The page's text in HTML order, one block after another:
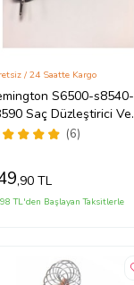
S6500-s8540-
Saç Düzleştirici Ve
Kablosu
(6)
/ 24 Saatte Kargo
,90 TL
TL'den Başlayan Taksitlerle